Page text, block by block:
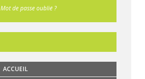
Mot de passe oublié ?
ACCUEIL